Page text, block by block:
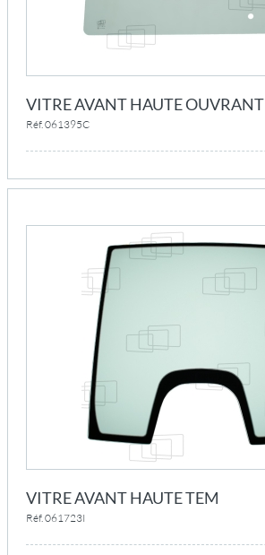
VITRE AVANT HAUTE OUVRANT
Réf. 061395C
VITRE AVANT HAUTE TEM
Réf. 061723I